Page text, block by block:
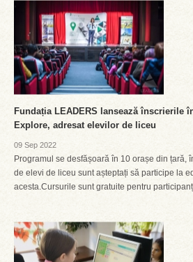
Fundația LEADERS lansează înscrierile
Explore, adresat elevilor de liceu
09 Sep 2022
Programul se desfășoară în 10 orașe din țară,
de elevi de liceu sunt așteptați să participe la
acesta.Cursurile sunt gratuite pentru